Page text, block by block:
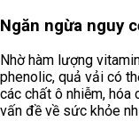
Ngăn ngừa nguy
Nhờ hàm lượng
phenolic, quả vải có
các chất ô nhiễm,
vấn đề về sức khỏe